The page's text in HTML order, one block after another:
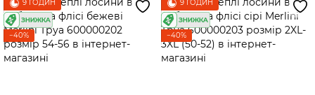
9 ГОДИН
−40%
9 ГОДИН
−40%